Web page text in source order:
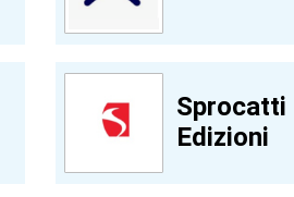
Sprocatti
Edizioni